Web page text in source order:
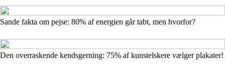
Sande fakta om pejse: 80% af energien går tabt, men hvorfor?
Den overraskende kendsgerning: 75% af kunstelskere vælger plakater!